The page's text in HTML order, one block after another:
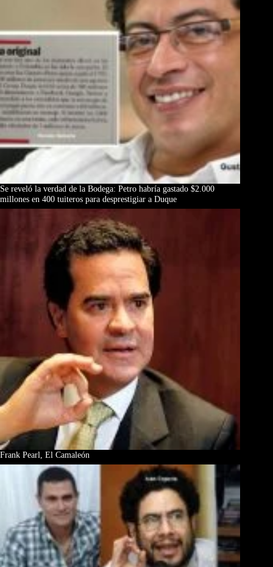
Se reveló la verdad de la Bodega: Petro habría gastado $2.000
millones en 400 tuiteros para desprestigiar a Duque
Frank Pearl, El Camaleón